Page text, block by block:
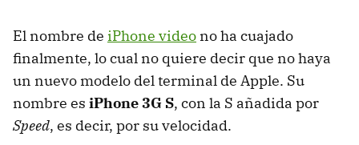
El nombre de iPhone video no ha cuajado
finalmente, lo cual no quiere decir que no haya
un nuevo modelo del terminal de Apple. Su
nombre es iPhone 3G S, con la S añadida por
Speed, es decir, por su velocidad.